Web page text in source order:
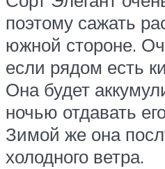
поэтому сажать
южной стороне.
если рядом есть
Она будет
ночью отдавать
Зимой же она
холодного ветра.